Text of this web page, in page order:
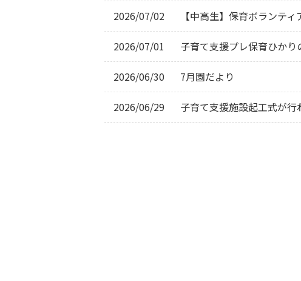
2026/07/02 【中高生】保育ボランテ
2026/07/01 子育て支援プレ保育ひかり
2026/06/30 7月園だより
2026/06/29 子育て支援施設起工式が行